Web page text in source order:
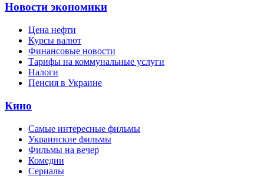
Новости экономики
Цена нефти
Курсы валют
Финансовые новости
Тарифы на коммунальные услуги
Налоги
Пенсия в Украине
Кино
Самые интересные фильмы
Украинские фильмы
Фильмы на вечер
Комедии
Сериалы